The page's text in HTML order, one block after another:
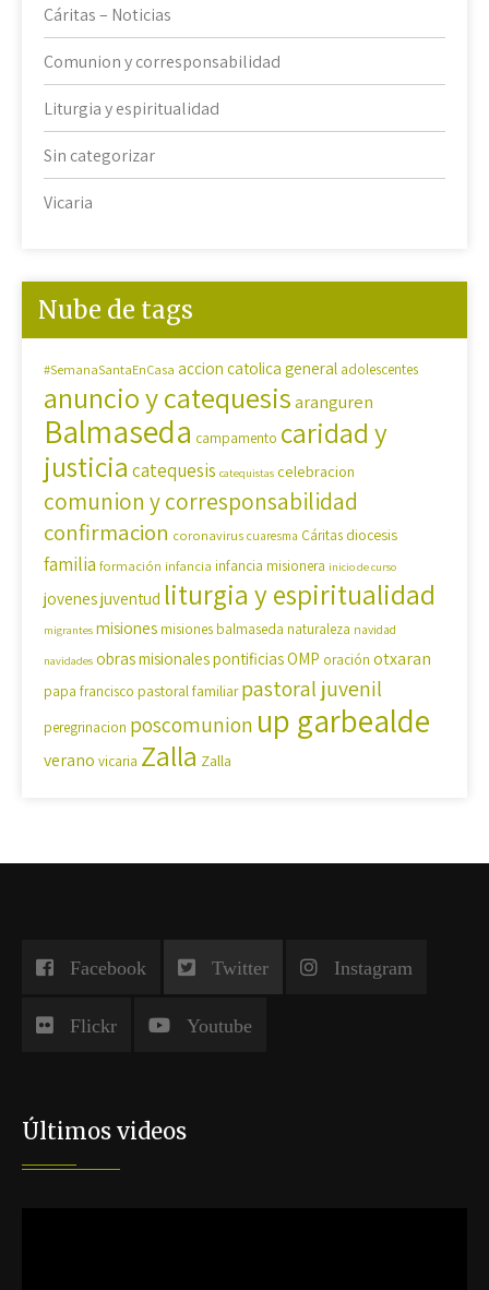
Cáritas – Noticias
Comunion y corresponsabilidad
Liturgia y espiritualidad
Sin categorizar
Vicaria
Nube de tags
#SemanaSantaEnCasa accion catolica general adolescentes
anuncio y catequesisaranguren
Balmaseda campamento caridad y
justicia catequesis catequistas celebracion
comunion y corresponsabilidad
confirmacion coronavirus cuaresma Cáritas diocesis
familia formación infancia infancia misionera inicio de curso
jovenesjuventud liturgia y espiritualidad
migrantes misiones misiones balmaseda naturaleza navidad
navidades obras misionales pontificiasOMP oración otxaran
papa francisco pastoral familiar pastoral juvenil
peregrinacion poscomunion up garbealde
verano vicaria Zalla Zalla
Facebook Twitter Instagram
Flickr Youtube
Últimos videos